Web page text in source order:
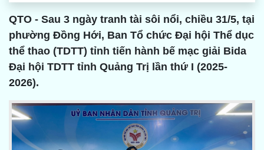
QTO - Sau 3 ngày tranh tài sôi nổi, chiều 31/5, tại
phường Đồng Hới, Ban Tổ chức Đại hội Thể dục
thể thao (TDTT) tỉnh tiến hành bế mạc giải Bida
Đại hội TDTT tỉnh Quảng Trị lần thứ I (2025-
2026).